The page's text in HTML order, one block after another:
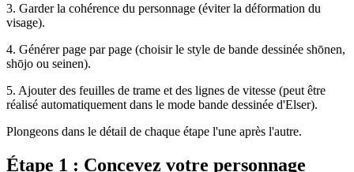
3. Garder la cohérence du personnage (éviter la déformation du
visage).
4. Générer page par page (choisir le style de bande dessinée shōnen,
shōjo ou seinen).
5. Ajouter des feuilles de trame et des lignes de vitesse (peut être
réalisé automatiquement dans le mode bande dessinée d'Elser).
Plongeons dans le détail de chaque étape l'une après l'autre.
Étape 1 : Concevez votre personnage